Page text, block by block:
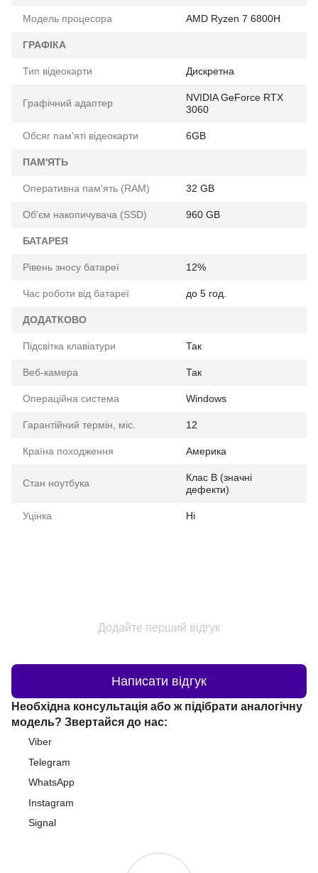
Модель процесора AMD Ryzen 7 6800H
ГРАФІКА
Тип відеокарти Дискретна
Графічний адаптер
NVIDIA GeForce RTX
3060
Обсяг пам'яті відеокарти 6GB
ПАМ'ЯТЬ
Оперативна пам'ять (RAM) 32 GB
Об'єм накопичувача (SSD) 960 GB
БАТАРЕЯ
Рівень зносу батареї 12%
Час роботи від батареї до 5 год.
ДОДАТКОВО
Підсвітка клавіатури Так
Веб-камера Так
Операційна система Windows
Гарантійний термін, міс. 12
Країна походження Америка
Стан ноутбука
Клас B (значні
дефекти)
Уцінка Ні
Додайте перший відгук
Написати відгук
Необхідна консультація або ж підібрати аналогічну
модель? Звертайся до нас:
Viber
Telegram
WhatsApp
Instagram
Signal